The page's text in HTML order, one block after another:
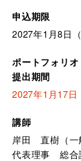
申込期限
2027年1月8日（
ポートフォリオ
提出期間
2027年1月17日
講師
岸田 直樹（一
代表理事 総合